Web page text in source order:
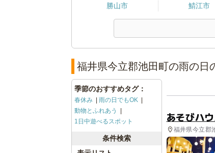
勝山市
鯖江市
福井県今立郡池田町の雨の日
あそびハ
福井県今立郡
季節のおすすめタグ：
春休み
雨の日でもOK
動物とふれあう
1日中遊べるスポット
条件検索